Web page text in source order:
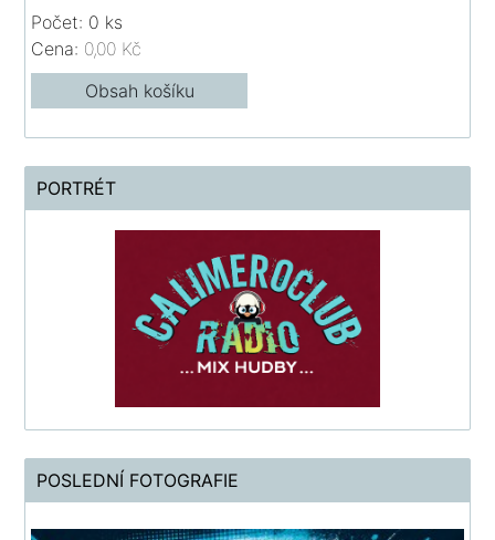
Počet: 0 ks
Cena: 0,00 Kč
Obsah košíku
PORTRÉT
POSLEDNÍ FOTOGRAFIE